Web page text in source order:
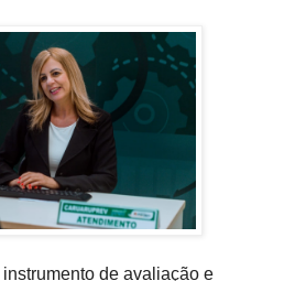
de avaliação e